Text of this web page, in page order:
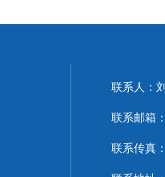
联系人：
联系邮箱
联系传真